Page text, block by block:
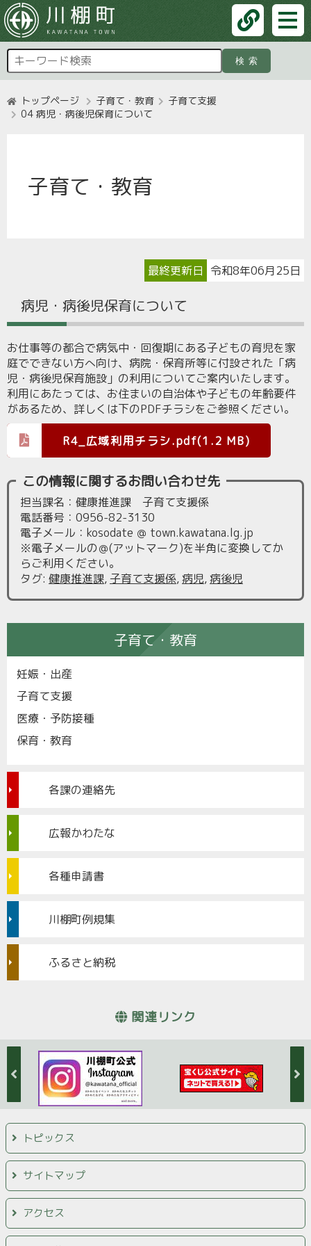
検索
トップページ 子育て・教育
子育て支援
04 病児・病後児保育について
子育て・教育
最終更新日 令和8年06月25日
病児・病後児保育について
お仕事等の都合で病気中・回復期にある子どもの育児を家
庭でできない方へ向け、病院・保育所等に付設された「病
児・病後児保育施設」の利用についてご案内いたします。
利用にあたっては、お住まいの自治体や子どもの年齢要件
があるため、詳しくは下のPDFチラシをご参照ください。
R4_広域利用チラシ.pdf(1.2 MB)
この情報に関するお問い合わせ先
担当課名：健康推進課 子育て支援係
電話番号：0956-82-3130
電子メール：kosodate ＠ town.kawatana.lg.jp
※電子メールの＠(アットマーク)を半角に変換してか
らご利用ください。
タグ: 健康推進課, 子育て支援係,病児,病後児
子育て・教育
妊娠・出産
子育て支援
医療・予防接種
保育・教育
各課の連絡先
広報かわたな
各種申請書
川棚町例規集
ふるさと納税
関連リンク
トピックス
サイトマップ
アクセス